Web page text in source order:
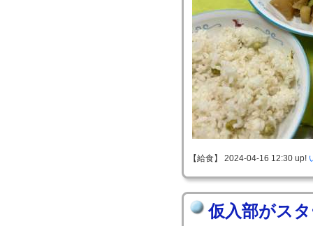
【給食】 2024-04-16 12:30 up!
仮入部がス